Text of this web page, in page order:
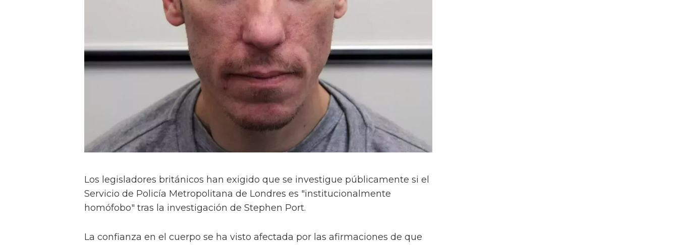
Los legisladores británicos han exigido que se investigue públicamente si el
Servicio de Policía Metropolitana de Londres es "institucionalmente
homófobo" tras la investigación de Stephen Port.
La confianza en el cuerpo se ha visto afectada por las afirmaciones de que